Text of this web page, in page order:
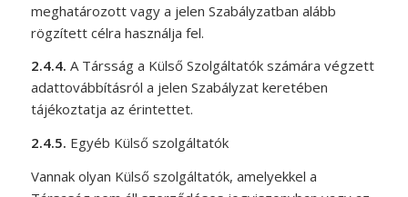
meghatározott vagy a jelen Szabályzatban alább
rögzített célra használja fel.
2.4.4. A Társság a Külső Szolgáltatók számára végzett
adattovábbításról a jelen Szabályzat keretében
tájékoztatja az érintettet.
2.4.5. Egyéb Külső szolgáltatók
Vannak olyan Külső szolgáltatók, amelyekkel a